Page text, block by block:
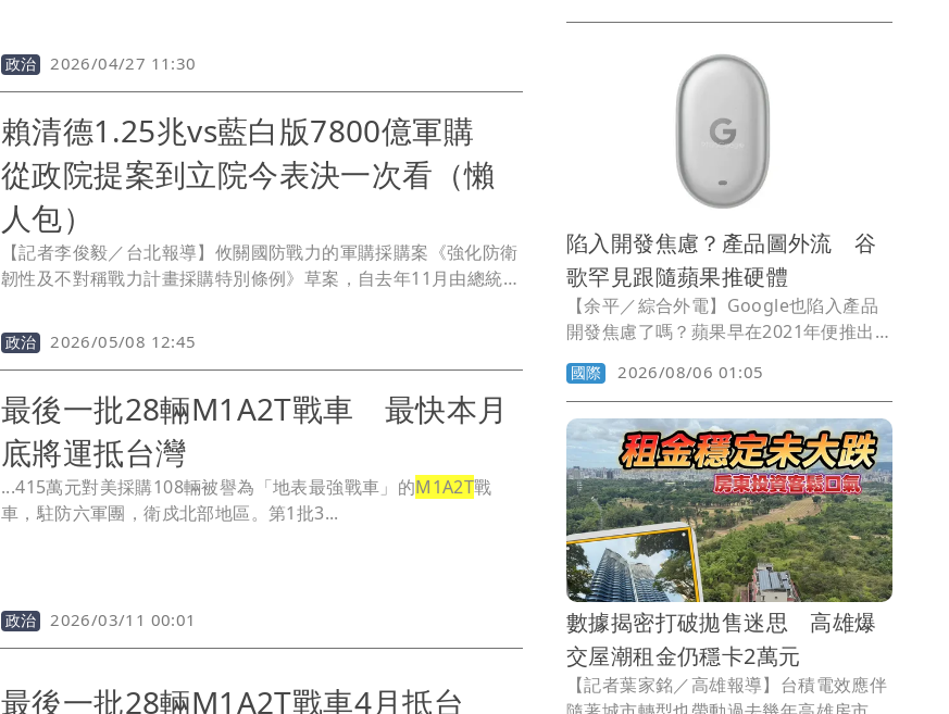
政治 2026/04/27 11:30
賴清德1.25兆vs藍白版7800億軍購
從政院提案到立院今表決一次看（懶
人包）
【記者李俊毅／台北報導】攸關國防戰力的軍購採購案《強化防衛
韌性及不對稱戰力計畫採購特別條例》草案，自去年11月由總統賴
多朝野攻防，在野黨確定不採納民進黨提出的1.25兆元版本，並將
共同提出新方案，規劃第一期3000億元、第二期4800億元，合計
政治 2026/05/08 12:45
最後一批28輛M1A2T戰車 最快本月
底將運抵台灣
...415萬元對美採購108輛被譽為「地表最強戰車」的M1A2T戰
車，駐防六軍團，衛戍北部地區。第1批3...
政治 2026/03/11 00:01
最後一批28輛M1A2T戰車4月抵台
陷入開發焦慮？產品圖外流 谷
歌罕見跟隨蘋果推硬體
【余平／綜合外電】Google也陷入產品
開發焦慮了嗎？蘋果早在2021年便推出
AirTag，Google如今才傳出準備推出首
款智慧追蹤器「Pixel Tag」，不僅功能相
似，連本體無法直接掛上鑰匙圈的設計也
如出一轍，罕見扮演跟隨蘋果的一方。
國際 2026/08/06 01:05
數據揭密打破拋售迷思 高雄爆
交屋潮租金仍穩卡2萬元
【記者葉家銘／高雄報導】台積電效應伴